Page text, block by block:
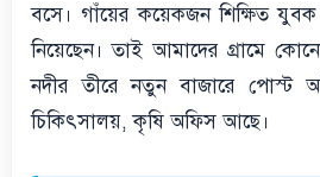
বসে। গাঁয়ের কয়েকজন শিক্ষিত যুবক
নিয়েছেন। তাই আমাদের গ্রামে
নদীর তীরে নতুন বাজারে পোস্ট
চিকিৎসালয়, কৃষি অফিস আছে।